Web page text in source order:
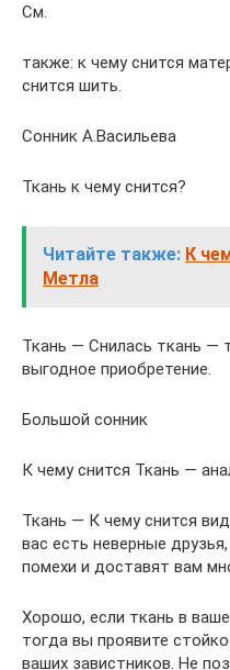
См.
также: к чему снится
снится шить.
Сонник А.Васильева
Ткань к чему снится?
Читайте также: К
Метла
Ткань — Снилась ткань —
выгодное приобретение.
Большой сонник
К чему снится Ткань —
Ткань — К чему снится
вас есть неверные
помехи и доставят вам
Хорошо, если ткань в
тогда вы проявите
ваших завистников. Не